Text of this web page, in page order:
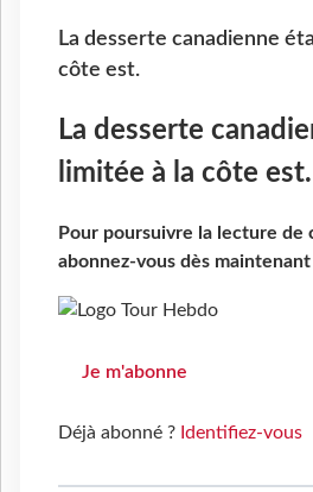
La desserte canadienne
côte est.
La desserte
limitée à la côte est.
Pour poursuivre la lecture de
abonnez-vous dès maintenant
Je m'abonne
Déjà abonné ? Identifiez-vous